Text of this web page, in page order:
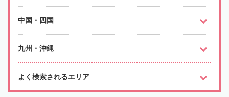
中国・四国
九州・沖縄
よく検索されるエリア